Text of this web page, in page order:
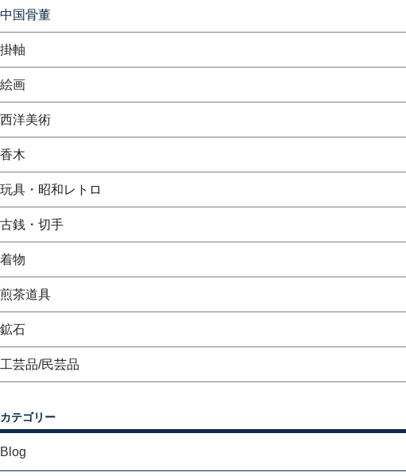
中国骨董
掛軸
絵画
西洋美術
香木
玩具・昭和レトロ
古銭・切手
着物
煎茶道具
鉱石
工芸品/民芸品
カテゴリー
Blog